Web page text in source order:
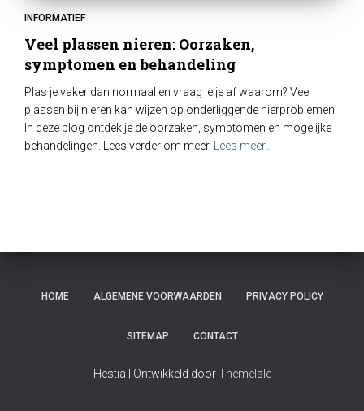
INFORMATIEF
Veel plassen nieren: Oorzaken,
symptomen en behandeling
Plas je vaker dan normaal en vraag je je af waarom? Veel
plassen bij nieren kan wijzen op onderliggende nierproblemen.
In deze blog ontdek je de oorzaken, symptomen en mogelijke
behandelingen. Lees verder om meer
Lees meer…
HOME ALGEMENE VOORWAARDEN PRIVACY POLICY
SITEMAP CONTACT
Hestia | Ontwikkeld doorThemeIsle